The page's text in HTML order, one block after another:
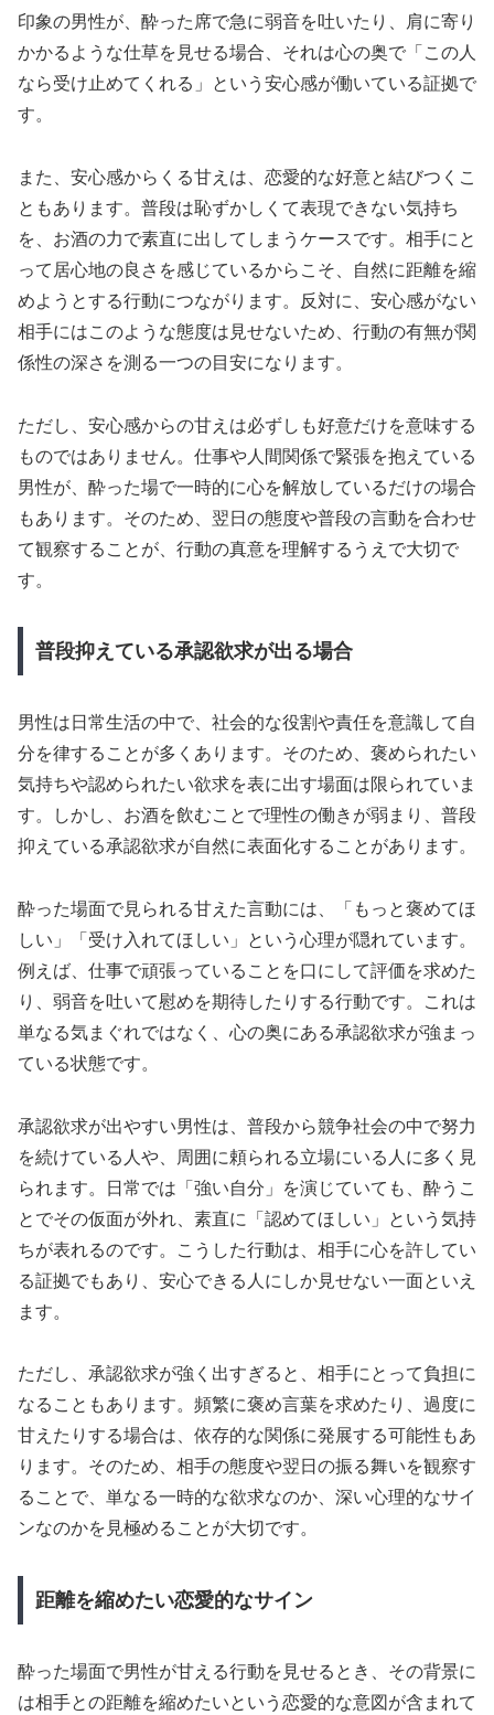
印象の男性が、酔った席で急に弱音を吐いたり、肩に寄り
かかるような仕草を見せる場合、それは心の奥で「この人
なら受け止めてくれる」という安心感が働いている証拠で
す。
また、安心感からくる甘えは、恋愛的な好意と結びつくこ
ともあります。普段は恥ずかしくて表現できない気持ち
を、お酒の力で素直に出してしまうケースです。相手にと
って居心地の良さを感じているからこそ、自然に距離を縮
めようとする行動につながります。反対に、安心感がない
相手にはこのような態度は見せないため、行動の有無が関
係性の深さを測る一つの目安になります。
ただし、安心感からの甘えは必ずしも好意だけを意味する
ものではありません。仕事や人間関係で緊張を抱えている
男性が、酔った場で一時的に心を解放しているだけの場合
もあります。そのため、翌日の態度や普段の言動を合わせ
て観察することが、行動の真意を理解するうえで大切で
す。
普段抑えている承認欲求が出る場合
男性は日常生活の中で、社会的な役割や責任を意識して自
分を律することが多くあります。そのため、褒められたい
気持ちや認められたい欲求を表に出す場面は限られていま
す。しかし、お酒を飲むことで理性の働きが弱まり、普段
抑えている承認欲求が自然に表面化することがあります。
酔った場面で見られる甘えた言動には、「もっと褒めてほ
しい」「受け入れてほしい」という心理が隠れています。
例えば、仕事で頑張っていることを口にして評価を求めた
り、弱音を吐いて慰めを期待したりする行動です。これは
単なる気まぐれではなく、心の奥にある承認欲求が強まっ
ている状態です。
承認欲求が出やすい男性は、普段から競争社会の中で努力
を続けている人や、周囲に頼られる立場にいる人に多く見
られます。日常では「強い自分」を演じていても、酔うこ
とでその仮面が外れ、素直に「認めてほしい」という気持
ちが表れるのです。こうした行動は、相手に心を許してい
る証拠でもあり、安心できる人にしか見せない一面といえ
ます。
ただし、承認欲求が強く出すぎると、相手にとって負担に
なることもあります。頻繁に褒め言葉を求めたり、過度に
甘えたりする場合は、依存的な関係に発展する可能性もあ
ります。そのため、相手の態度や翌日の振る舞いを観察す
ることで、単なる一時的な欲求なのか、深い心理的なサイ
ンなのかを見極めることが大切です。
距離を縮めたい恋愛的なサイン
酔った場面で男性が甘える行動を見せるとき、その背景に
は相手との距離を縮めたいという恋愛的な意図が含まれて